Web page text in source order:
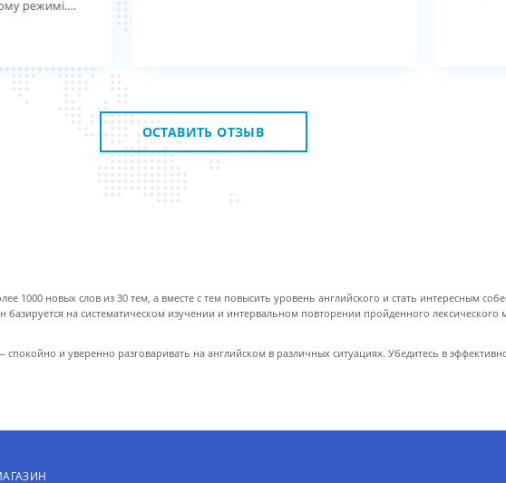
ОСТАВИТЬ ОТЗЫВ
1000 новых слов из 30 тем, а вместе с тем повысить уровень английского и стать интересным
на систематическом изучении и интервальном повторении пройденного лексического
и уверенно разговаривать на английском в различных ситуациях. Убедитесь в